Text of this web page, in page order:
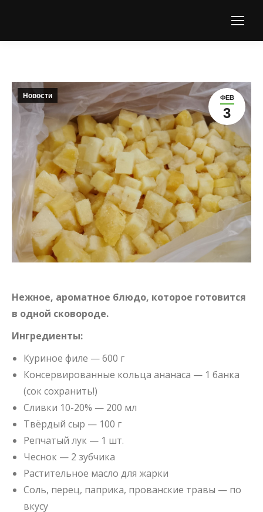
ФЕВ
3
Новости
Нежное, ароматное блюдо, которое готовится
в одной сковороде.
Ингредиенты:
Куриное филе — 600 г
Консервированные кольца ананаса — 1 банка
(сок сохранить!)
Сливки 10-20% — 200 мл
Твёрдый сыр — 100 г
Репчатый лук — 1 шт.
Чеснок — 2 зубчика
Растительное масло для жарки
Соль, перец, паприка, прованские травы — по
вкусу